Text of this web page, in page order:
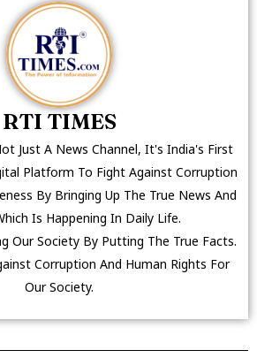
RTI TIMES
Just A News Channel, It's India's First
Platform To Fight Against Corruption
By Bringing Up The True News And
Is Happening In Daily Life.
Our Society By Putting The True Facts.
Corruption And Human Rights For
Our Society.